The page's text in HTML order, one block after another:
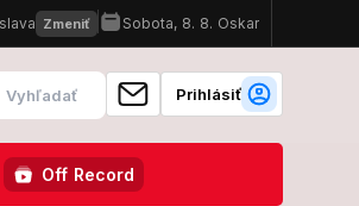
až 33 stupňov! Spojené štáty majú
Prihlásiť
Off Record